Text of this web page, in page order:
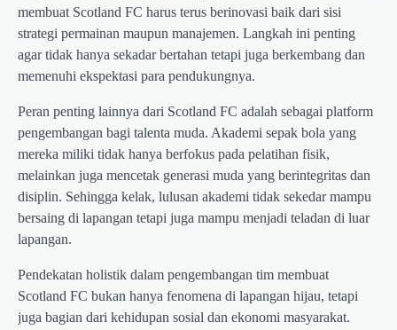
membuat Scotland FC harus terus berinovasi baik dari sisi
strategi permainan maupun manajemen. Langkah ini penting
agar tidak hanya sekadar bertahan tetapi juga berkembang dan
memenuhi ekspektasi para pendukungnya.
Peran penting lainnya dari Scotland FC adalah sebagai platform
pengembangan bagi talenta muda. Akademi sepak bola yang
mereka miliki tidak hanya berfokus pada pelatihan fisik,
melainkan juga mencetak generasi muda yang berintegritas dan
disiplin. Sehingga kelak, lulusan akademi tidak sekedar mampu
bersaing di lapangan tetapi juga mampu menjadi teladan di luar
lapangan.
Pendekatan holistik dalam pengembangan tim membuat
Scotland FC bukan hanya fenomena di lapangan hijau, tetapi
juga bagian dari kehidupan sosial dan ekonomi masyarakat.